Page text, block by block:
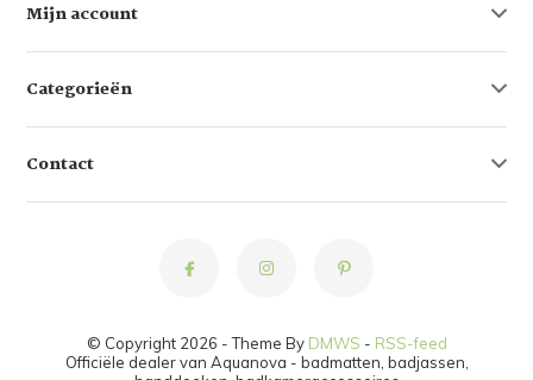
Mijn account
Categorieën
Contact
© Copyright 2026 - Theme By DMWS - RSS-feed
Officiële dealer van Aquanova - badmatten, badjassen,